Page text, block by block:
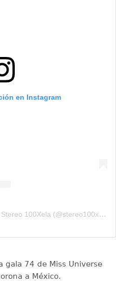
en Instagram
Una publicación compartida por Stereo 100Xela (@stereo100xela)
gala 74 de Miss Universe
a México.